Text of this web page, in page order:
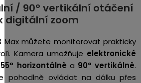
/ 90° vertikální otáčení
digitální zoom
Max můžete monitorovat prakticky
Kamera umožňuje elektronické
horizontálně a 90° vertikálně.
pohodlně ovládat na dálku přes